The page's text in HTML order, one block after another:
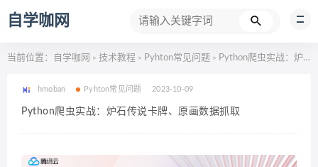
自学咖网
当前位置： 自学咖网 > 技术教程 > Pyhton常见问题 > Python爬虫实战：炉石传说卡牌、原画数据抓取
hmoban Pyhton常见问题 2023-10-09
Python爬虫实战：炉石传说卡牌、原画数据抓取